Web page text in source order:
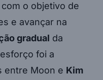
o objetivo de
e avançar na
gradual da
foi a
entre Moon e Kim